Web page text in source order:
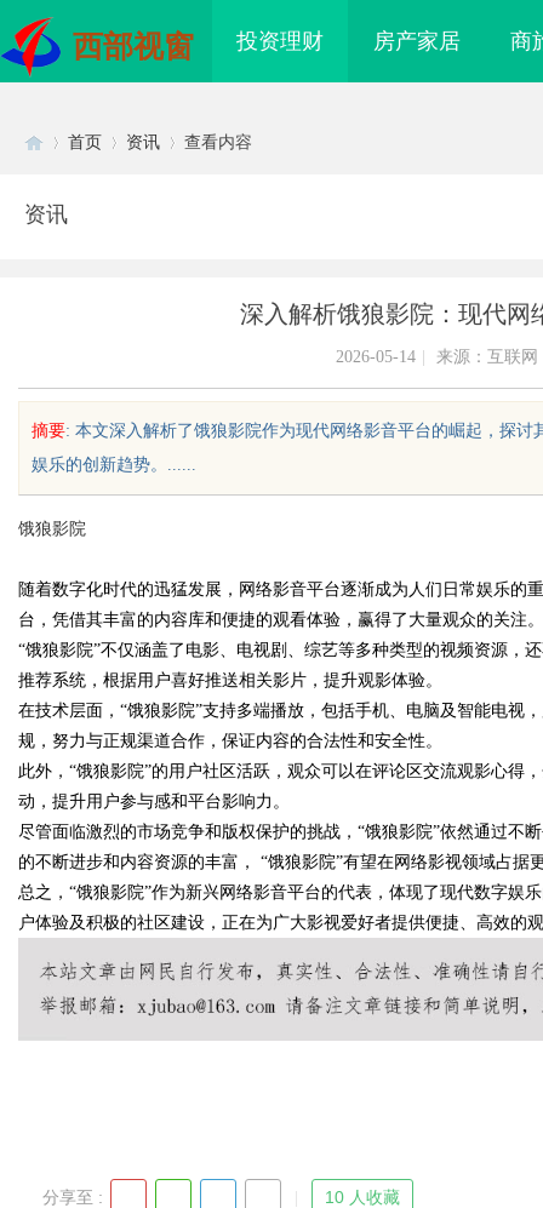
西部视窗 投资理财 房产家居 商
uz
首页 资讯 查看内容
资讯
深入解析饿狼影院：现代网
2026-05-14 来源：互联网
摘要: 本文深入解析了饿狼影院作为现代网络影音平台的崛起，探
娱乐的创新趋势。......
饿狼影院
随着数字化时代的迅猛发展，网络影音平台逐渐成为人们日常娱乐的
台，凭借其丰富的内容库和便捷的观看体验，赢得了大量观众的关注。
“饿狼影院”不仅涵盖了电影、电视剧、综艺等多种类型的视频资源，
推荐系统，根据用户喜好推送相关影片，提升观影体验。
在技术层面，“饿狼影院”支持多端播放，包括手机、电脑及智能电视
规，努力与正规渠道合作，保证内容的合法性和安全性。
此外，“饿狼影院”的用户社区活跃，观众可以在评论区交流观影心得
动，提升用户参与感和平台影响力。
尽管面临激烈的市场竞争和版权保护的挑战，“饿狼影院”依然通过不
的不断进步和内容资源的丰富， “饿狼影院”有望在网络影视领域占据
总之，“饿狼影院”作为新兴网络影音平台的代表，体现了现代数字娱
户体验及积极的社区建设，正在为广大影视爱好者提供便捷、高效的
分享至 : 10 人收藏
畸全科 & 数字化种
的眉眼唇，才是你整张脸的点睛
笔！淡颜系女生的气质加分项